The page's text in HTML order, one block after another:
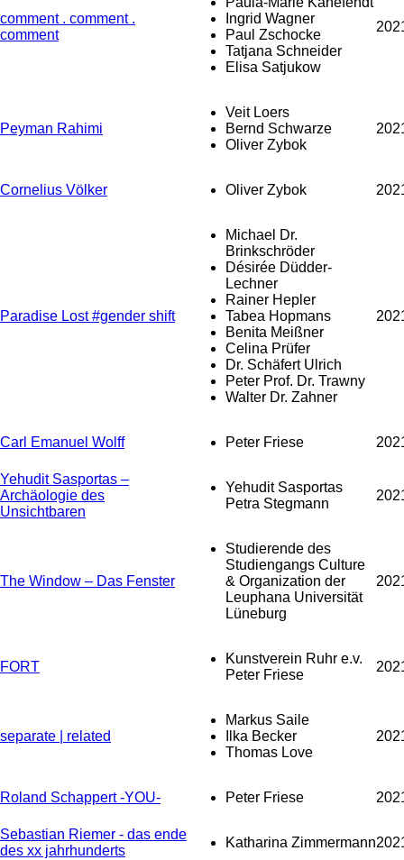
comment . comment .
comment
Ingrid Wagner
Paul Zschocke
Tatjana Schneider
Elisa Satjukow
Peyman Rahimi
Veit Loers
Bernd Schwarze
Oliver Zybok
Cornelius Völker Oliver Zybok
Paradise Lost #gender shift
Michael Dr.
Brinkschröder
Désirée Düdder-
Lechner
Rainer Hepler
Tabea Hopmans
Benita Meißner
Celina Prüfer
Dr. Schäfert Ulrich
Peter Prof. Dr. Trawny
Walter Dr. Zahner
Carl Emanuel Wolff Peter Friese
Yehudit Sasportas –
Archäologie des
Unsichtbaren
Yehudit Sasportas
Petra Stegmann
The Window – Das Fenster
Studierende des
Studiengangs Culture
& Organization der
Leuphana Universität
Lüneburg
FORT
Kunstverein Ruhr e.v.
Peter Friese
separate | related
Markus Saile
Ilka Becker
Thomas Love
Roland Schappert -YOU- Peter Friese
Sebastian Riemer - das ende
des xx jahrhunderts
Katharina Zimmermann